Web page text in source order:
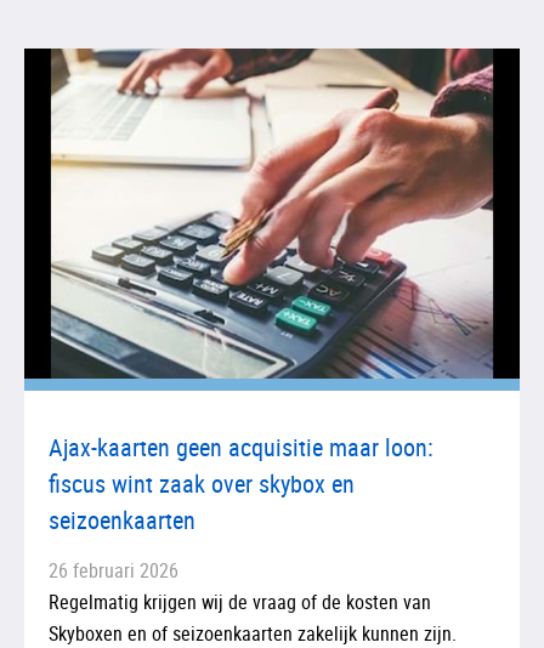
Ajax-kaarten geen acquisitie maar loon:
fiscus wint zaak over skybox en
seizoenkaarten
26 februari 2026
Regelmatig krijgen wij de vraag of de kosten van
Skyboxen en of seizoenkaarten zakelijk kunnen zijn.